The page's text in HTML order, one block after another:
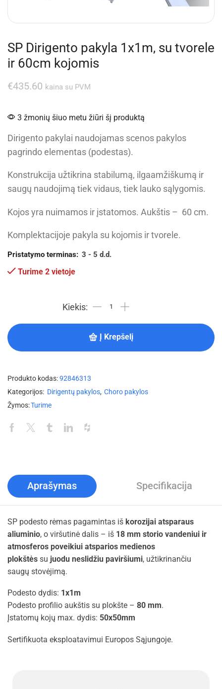
SP Dirigento pakyla 1x1m, su tvorele
ir 60cm kojomis
€435.60 kaina su PVM
3 žmonių šiuo metu žiūri šį produktą
Dirigento pakylai naudojamas scenos pakylos
pagrindo elementas (podestas).
Konstrukcija užtikrina stabilumą, ilgaamžiškumą ir
saugų naudojimą tiek vidaus, tiek lauko sąlygomis.
Kojos yra nuimamos ir įstatomos. Aukštis – 60 cm.
Komplektacijoje pakyla su kojomis ir tvorele.
Pristatymo terminas: 3 - 5 d.d.
Turime 2 vietoje
Į Krepšelį
Produkto kodas:92846313
Kategorijos: Dirigentų pakylos, Choro pakylos
Žymos:Turime
Aprašymas Specifikacija
SP podesto rėmas pagamintas iš korozijai atsparaus
aliuminio, o viršutinė dalis – iš 18 mm storio vandeniui ir
atmosferos poveikiui atsparios medienos
plokštės su juodu neslidžiu paviršiumi, užtikrinančiu
saugų stovėjimą.
Podesto dydis: 1x1m
Podesto profilio aukštis su plokšte – 80 mm.
Įstatomų kojų max. dydis: 50x50mm
Sertifikuota eksploatavimui Europos Sąjungoje.